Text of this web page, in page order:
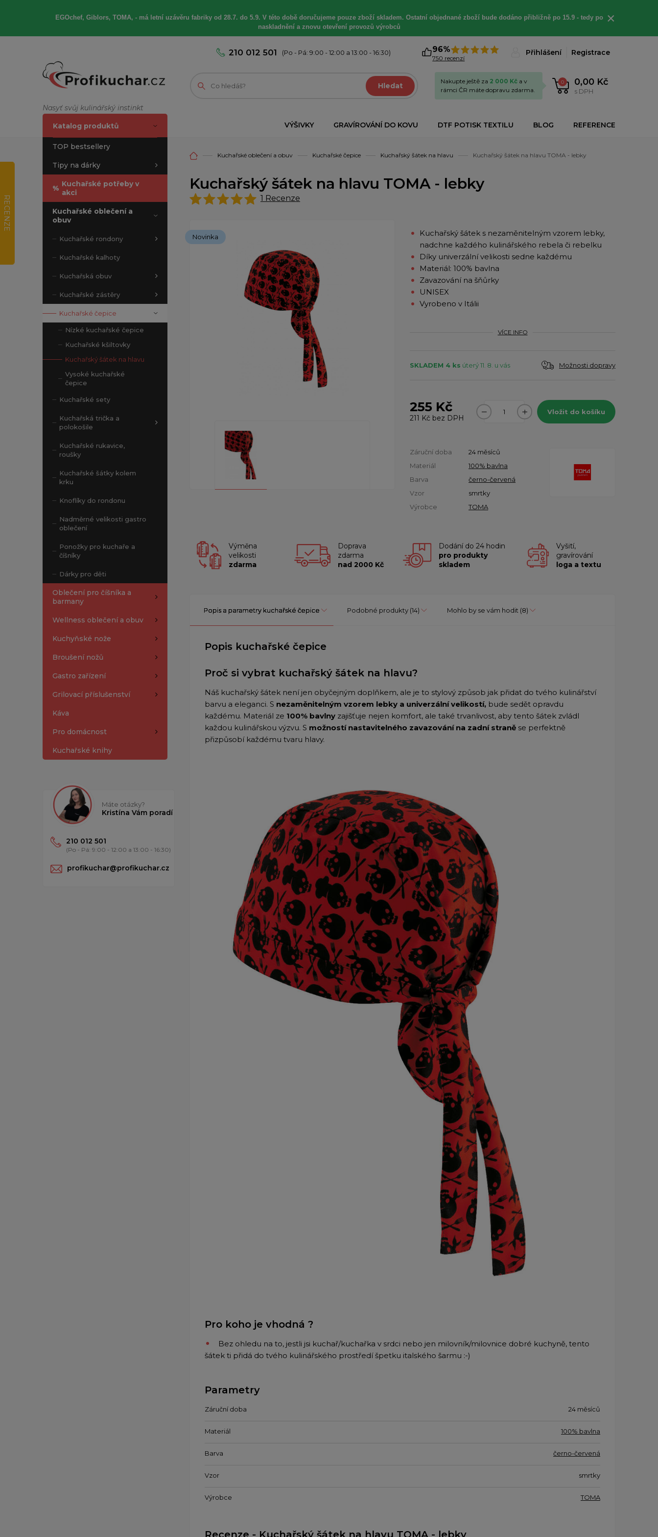
EGOchef, Giblors, TOMA, -má letní uzávěru fabriky od 28.7. do 5.9. V této době doručujeme pouze zboží skladem. Ostatní objednané zboží bude dodáno přibližně po 15.9 - tedy po
naskladnění a znovu otevření provozů výrobců
×
Nasyť svůj kulinářský instinkt
210 012 501 (Po - Pá: 9:00 - 12:00 a 13:00 - 16:30) 96%
750 recenzí
Přihlášení Registrace
Hledat 0 0,00 Kč
s DPH
Nakupte ještě za 2 000 Kč a v
rámci ČR máte dopravu zdarma.
VÝŠIVKY GRAVÍROVÁNÍ DO KOVU DTF POTISK TEXTILU BLOG REFERENCE
Katalog produktů
TOP bestsellery
Tipy na dárky
% Kuchařské potřeby v
akci
Kuchařské oblečení a
obuv
Kuchařské rondony
Kuchařské kalhoty
Kuchařská obuv
Kuchařské zástěry
Kuchařské čepice
Nízké kuchařské čepice
Kuchařské kšiltovky
Kuchařský šátek na hlavu
Vysoké kuchařské
čepice
Kuchařské sety
Kuchařská trička a
polokošile
Kuchařské rukavice,
roušky
Kuchařské šátky kolem
krku
Knoflíky do rondonu
Nadměrné velikosti gastro
oblečení
Ponožky pro kuchaře a
číšníky
Dárky pro děti
Oblečení pro číšníka a
barmany
Wellness oblečení a obuv
Kuchyňské nože
Broušení nožů
Gastro zařízení
Grilovací příslušenství
Káva
Pro domácnost
Kuchařské knihy
Máte otázky?
Kristína Vám poradí
210 012 501
(Po - Pá: 9:00 - 12:00 a 13:00 - 16:30)
profikuchar@profikuchar.cz
Kuchařské oblečení a obuv Kuchařské čepice Kuchařský šátek na hlavu Kuchařský šátek na hlavu TOMA - lebky
Kuchařský šátek na hlavu TOMA - lebky
1 Recenze
Novinka
Kuchařský šátek s nezaměnitelným vzorem lebky,
nadchne každého kulinářského rebela či rebelku
Díky univerzální velikosti sedne každému
Materiál: 100% bavlna
Zavazování na šňůrky
UNISEX
Vyrobeno v Itálii
VÍCE INFO
SKLADEM 4 ks úterý 11. 8. u vás Možnosti dopravy
255 Kč
211 Kč bez DPH
Vložit do košíku
Záruční doba
24 měsíců
Materiál
100% bavlna
Barva
černo-červená
Vzor
smrtky
Výrobce
TOMA
Výměna
velikosti
zdarma
Doprava
zdarma
nad 2000 Kč
Dodání do 24 hodin
pro produkty
skladem
Vyšití,
gravírování
loga a textu
Popis a parametry kuchařské čepice Podobné produkty (14) Mohlo by se vám hodit (8)
Popis kuchařské čepice
Proč si vybrat kuchařský šátek na hlavu?
Náš kuchařský šátek není jen obyčejným doplňkem, ale je to stylový způsob jak přidat do tvého kulinářství
barvu a eleganci. S nezaměnitelným vzorem lebky a univerzální velikostí, bude sedět opravdu
každému. Materiál ze 100% bavlny zajišťuje nejen komfort, ale také trvanlivost, aby tento šátek zvládl
každou kulinářskou výzvu. S možností nastavitelného zavazování na zadní straně se perfektně
přizpůsobí každému tvaru hlavy.
Pro koho je vhodná ?
Bez ohledu na to, jestli jsi kuchař/kuchařka v srdci nebo jen milovník/milovnice dobré kuchyně, tento
šátek ti přidá do tvého kulinářského prostředí špetku italského šarmu :-)
Parametry
Záruční doba 24 měsíců
Materiál 100% bavlna
Barva černo-červená
Vzor smrtky
Výrobce TOMA
Recenze - Kuchařský šátek na hlavu TOMA - lebky
RECENZE